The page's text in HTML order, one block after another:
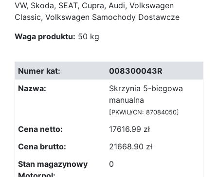
VW, Skoda, SEAT, Cupra, Audi, Volkswagen
Classic, Volkswagen Samochody Dostawcze
Waga produktu: 50 kg
008300043R
Skrzynia 5-biegowa
manualna
[PKWiU/CN: 87084050]
17616.99 zł
21668.90 zł
0